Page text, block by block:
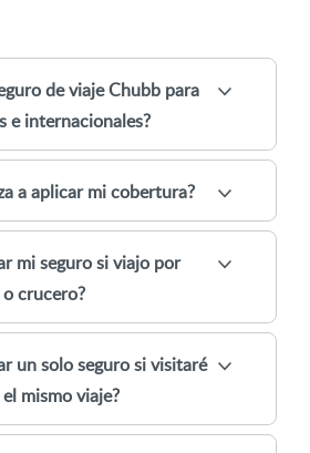
de viaje Chubb para
e internacionales?
a aplicar mi cobertura?
mi seguro si viajo por
crucero?
un solo seguro si visitaré
mismo viaje?